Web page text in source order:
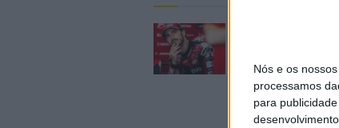
Nós e os nossos
processamos
para